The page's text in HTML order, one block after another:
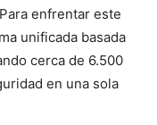
enfrentar este
unificada basada
cerca de 6.500
en una sola